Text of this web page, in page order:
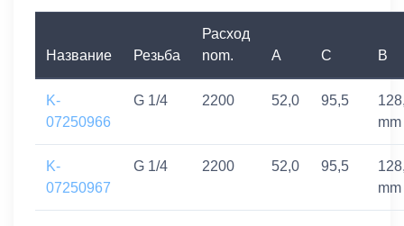
Название Резьба
Расход
nom.
A C B
K-
07250966
G 1/4 2200 52,0 95,5
mm
K-
07250967
G 1/4 2200 52,0 95,5
mm